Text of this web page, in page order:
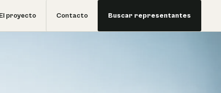
proyecto Contacto Buscar representantes